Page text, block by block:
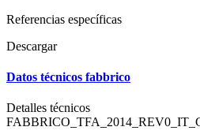
Referencias específicas
Descargar
Datos técnicos fabbrico
Detalles técnicos